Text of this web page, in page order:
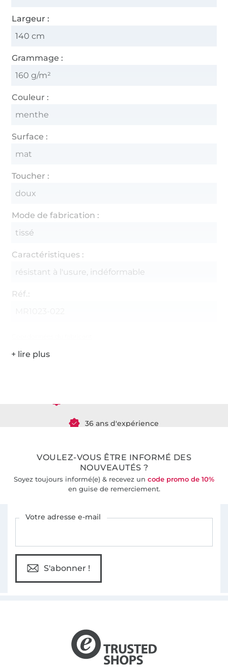
Largeur :
140 cm
Grammage :
160 g/m²
Couleur :
menthe
Surface :
mat
Toucher :
doux
Mode de fabrication :
tissé
Caractéristiques :
résistant à l'usure, indéformable
Réf.:
36 ans d'expérience
VOULEZ-VOUS ÊTRE INFORMÉ DES
NOUVEAUTÉS ?
Soyez toujours informé(e) & recevez un code promo de 10%
en guise de remerciement.
Votre adresse e-mail
S'abonner !